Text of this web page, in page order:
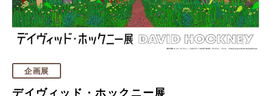
企画展
デイヴィッド・ホックニー展